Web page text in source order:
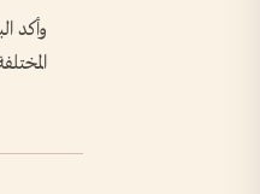
وأكد